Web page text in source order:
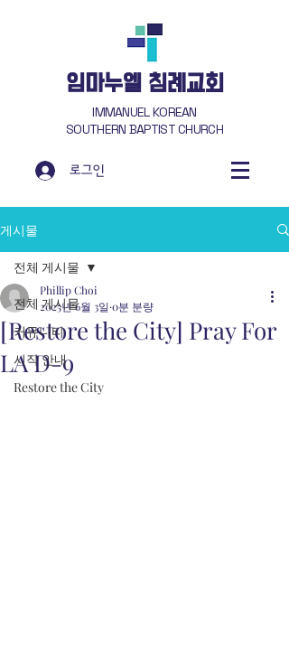
​임마누엘 침례교회
IMMANUEL KOREAN
SOUTHERN BAPTIST CHURCH
로그인
게시물
전체 게시물
커뮤니티
시작 안내
Restore the City
전체 게시물
[Restore the City] Pray For
LA D-9
Phillip Choi
2025년 6월 3일 0분 분량